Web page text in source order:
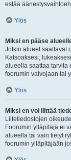
estää
Ylös
Miksi en pääse
Jotkin alueet saattavat
Katsoaksesi,
alueella saattaa tarvita
foorumin valvojaan tai
Ylös
Miksi en voi liittää
Liitetiedostojen
Foorumin ylläpitäjä ei
alueella tai vain tietyt
foorumin ylläpitäjään